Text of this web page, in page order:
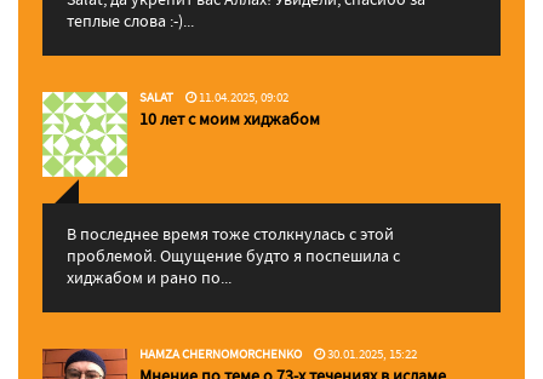
теплые слова :-)...
SALAT 11.04.2025, 09:02
10 лет с моим хиджабом
В последнее время тоже столкнулась с этой
проблемой. Ощущение будто я поспешила с
хиджабом и рано по...
HAMZA CHERNOMORCHENKO 30.01.2025, 15:22